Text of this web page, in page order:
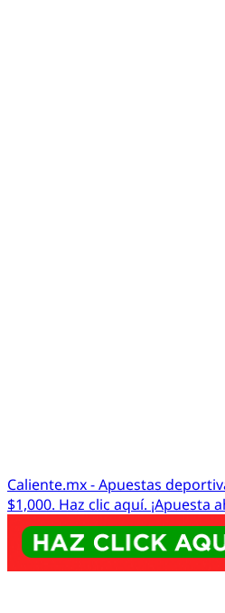
Caliente.mx - Apuestas
$1,000. Haz clic aquí. ¡Apuesta